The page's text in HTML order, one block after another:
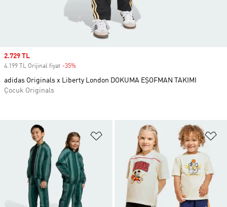
Favori Listesine Ekle
Sale price
2.729 TL
4.199 TL Orijinal fiyat -35%
adidas Originals x Liberty London DOKUMA EŞOFMAN TAKIMI
Çocuk Originals